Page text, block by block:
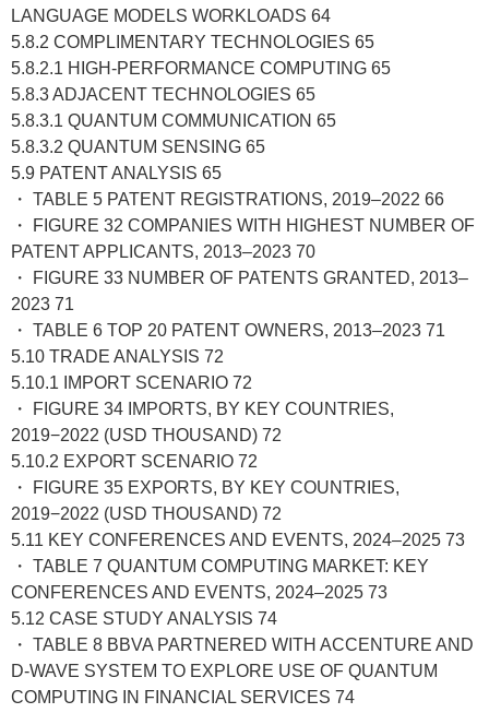
LANGUAGE MODELS WORKLOADS 64
5.8.2 COMPLIMENTARY TECHNOLOGIES 65
5.8.2.1 HIGH-PERFORMANCE COMPUTING 65
5.8.3 ADJACENT TECHNOLOGIES 65
5.8.3.1 QUANTUM COMMUNICATION 65
5.8.3.2 QUANTUM SENSING 65
5.9 PATENT ANALYSIS 65
・ TABLE 5 PATENT REGISTRATIONS, 2019–2022 66
・ FIGURE 32 COMPANIES WITH HIGHEST NUMBER OF
PATENT APPLICANTS, 2013–2023 70
・ FIGURE 33 NUMBER OF PATENTS GRANTED, 2013–
2023 71
・ TABLE 6 TOP 20 PATENT OWNERS, 2013–2023 71
5.10 TRADE ANALYSIS 72
5.10.1 IMPORT SCENARIO 72
・ FIGURE 34 IMPORTS, BY KEY COUNTRIES,
2019−2022 (USD THOUSAND) 72
5.10.2 EXPORT SCENARIO 72
・ FIGURE 35 EXPORTS, BY KEY COUNTRIES,
2019−2022 (USD THOUSAND) 72
5.11 KEY CONFERENCES AND EVENTS, 2024–2025 73
・ TABLE 7 QUANTUM COMPUTING MARKET: KEY
CONFERENCES AND EVENTS, 2024–2025 73
5.12 CASE STUDY ANALYSIS 74
・ TABLE 8 BBVA PARTNERED WITH ACCENTURE AND
D-WAVE SYSTEM TO EXPLORE USE OF QUANTUM
COMPUTING IN FINANCIAL SERVICES 74